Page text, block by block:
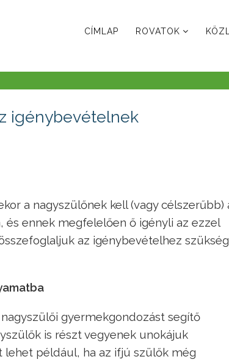
CÍMLAP ROVATOK
igénybevételnek
a nagyszülőnek kell (vagy célszerűbb)
és ennek megfelelően ő igényli az ezzel
az igénybevételhez
gyermekgondozást segítő
is részt vegyenek unokájuk
lehet például, ha az ifjú szülők még